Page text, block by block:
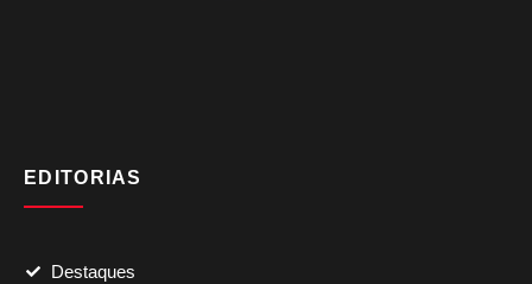
EDITORIAS
Destaques